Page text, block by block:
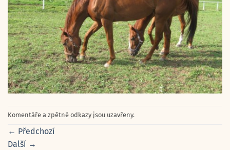
Komentáře a zpětné odkazy jsou uzavřeny.
← Předchozí
Další →